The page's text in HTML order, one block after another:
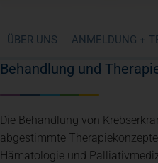
ÜBER UNS ANMELDUNG +
Behandlung und
Die Behandlung von
abgestimmte
Hämatologie und